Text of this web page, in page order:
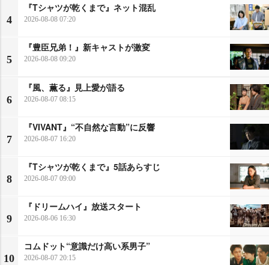
4
『Tシャツが乾くまで』ネット混乱
2026-08-08 07:20
5
『豊臣兄弟！』新キャストが激変
2026-08-08 09:20
6
『風、薫る』見上愛が語る
2026-08-07 08:15
7
『VIVANT』“不自然な言動”に反響
2026-08-07 16:20
8
『Tシャツが乾くまで』5話あらすじ
2026-08-07 09:00
9
『ドリームハイ』放送スタート
2026-08-06 16:30
10
コムドット“意識だけ高い系男子”
2026-08-07 20:15